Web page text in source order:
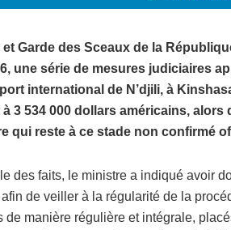
Garde des Sceaux de la
une série de mesures judiciaires
international de N’djili, à
3 534 000 dollars américains, alors
qui reste à ce stade non confirmé
des faits, le ministre a indiqué avoir
de veiller à la régularité de la
de manière régulière et intégrale,